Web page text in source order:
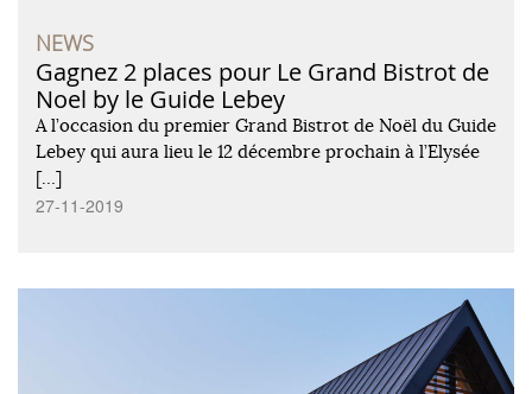
NEWS
Gagnez 2 places pour Le Grand Bistrot de
Noel by le Guide Lebey
A l’occasion du premier Grand Bistrot de Noël du Guide
Lebey qui aura lieu le 12 décembre prochain à l’Elysée
[…]
27-11-2019